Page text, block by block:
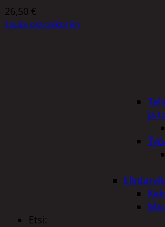
ja
Etsi:
26,50 €
Lisää ostoskoriin